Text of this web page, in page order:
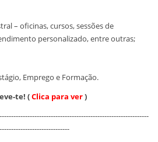
– oficinas, cursos, sessões de
personalizado, entre outras;
Emprego e Formação.
te! (Clica para ver)